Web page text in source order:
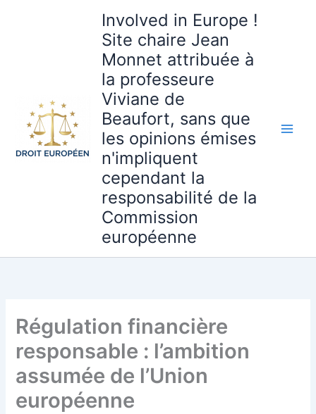
Involved in Europe !
Site chaire Jean
Monnet attribuée à
la professeure
Viviane de
Beaufort, sans que
les opinions émises
n'impliquent
cependant la
responsabilité de la
Commission
européenne
Régulation financière
responsable : l’ambition
assumée de l’Union
européenne